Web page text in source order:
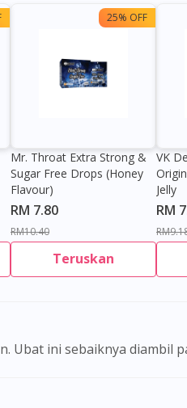
25% OFF
Mr. Throat Extra Strong &
Sugar Free Drops (Honey
Flavour)
RM 7.80
RM10.40
Teruskan
VK
Jelly
RM
Ubat ini sebaiknya diambil